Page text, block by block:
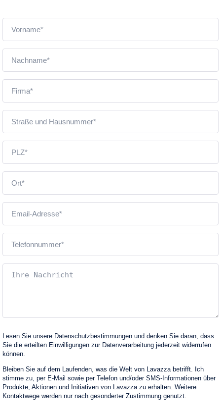
Lesen Sie unsere Datenschutzbestimmungen und denken Sie daran, dass
Sie die erteilten Einwilligungen zur Datenverarbeitung jederzeit widerrufen
können.
Bleiben Sie auf dem Laufenden, was die Welt von Lavazza betrifft. Ich
stimme zu, per E‑Mail sowie per Telefon und/oder SMS-Informationen über
Produkte, Aktionen und Initiativen von Lavazza zu erhalten. Weitere
Kontaktwege werden nur nach gesonderter Zustimmung genutzt.